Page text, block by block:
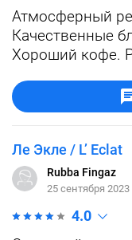
Атмосферный
Качественные
Хороший кофе.
Ле Экле / L’ Eclat
Rubba Fingaz
25 сентября 2023
4.0